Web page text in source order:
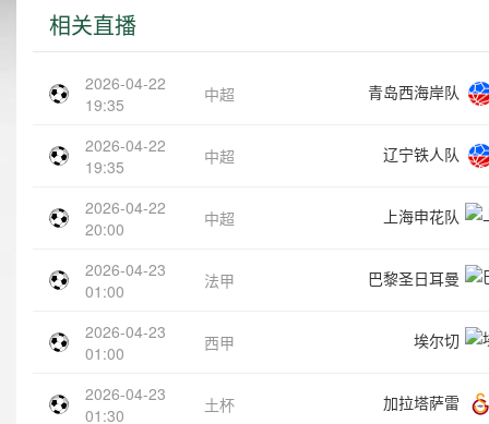
相关直播
2026-04-22
19:35
中超 青岛西海岸队
2026-04-22
19:35
中超 辽宁铁人队
2026-04-22
20:00
中超 上海申花队
2026-04-23
01:00
法甲 巴黎圣日耳曼
2026-04-23
01:00
西甲 埃尔切
2026-04-23
01:30
土杯 加拉塔萨雷